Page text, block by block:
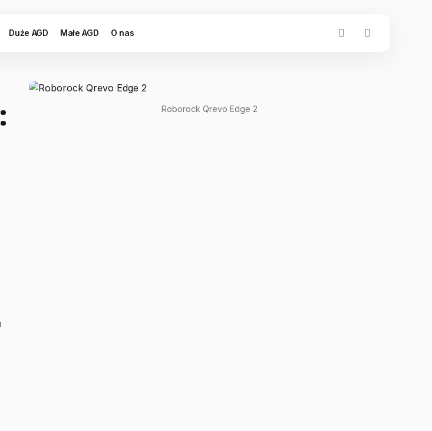
Duże AGD Małe AGD O nas
Roborock Qrevo Edge 2